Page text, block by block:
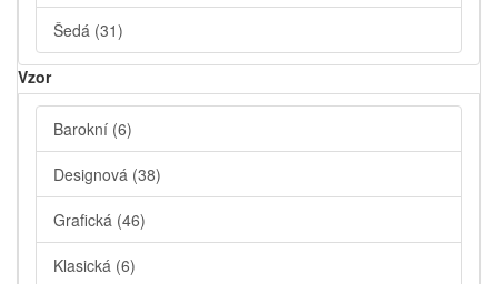
Šedá (31)
Vzor
Barokní (6)
Designová (38)
Grafická (46)
Klasická (6)